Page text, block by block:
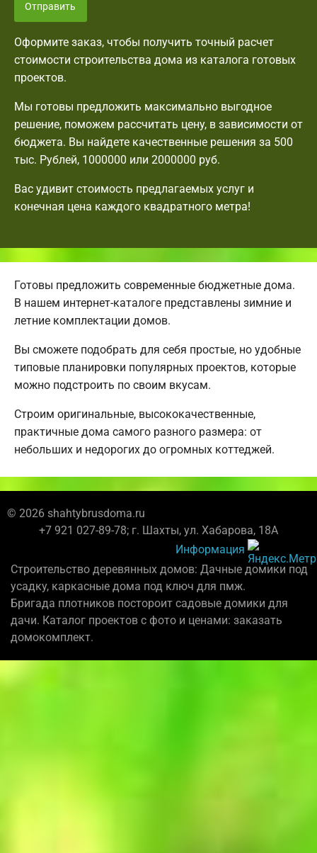
Отправить
Оформите заказ, чтобы получить точный расчет
стоимости строительства дома из каталога готовых
проектов.
Мы готовы предложить максимально выгодное
решение, поможем рассчитать цену, в зависимости от
бюджета. Вы найдете качественные решения за 500
тыс. Рублей, 1000000 или 2000000 руб.
Вас удивит стоимость предлагаемых услуг и
конечная цена каждого квадратного метра!
Готовы предложить современные бюджетные дома.
В нашем интернет-каталоге представлены зимние и
летние комплектации домов.
Вы сможете подобрать для себя простые, но удобные
типовые планировки популярных проектов, которые
можно подстроить по своим вкусам.
Строим оригинальные, высококачественные,
практичные дома самого разного размера: от
небольших и недорогих до огромных коттеджей.
© 2026 shahtybrusdoma.ru
+7 921 027-89-78; г. Шахты, ул. Хабарова, 18А
Информация
Строительство деревянных домов: Дачные домики под
усадку, каркасные дома под ключ для пмж.
Бригада плотников постороит садовые домики для
дачи. Каталог проектов с фото и ценами: заказать
домокомплект.